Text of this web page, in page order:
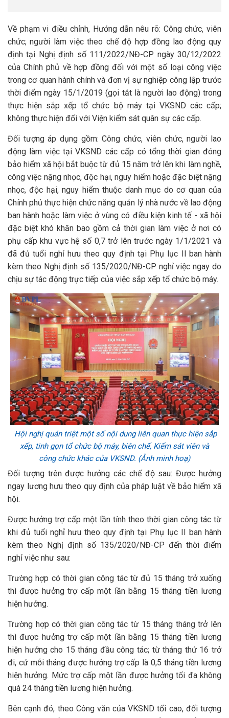
Về phạm vi điều chỉnh, Hướng dẫn nêu rõ: Công chức, viên
chức; người làm việc theo chế độ hợp đồng lao động quy
định tại Nghị định số 111/2022/NĐ-CP ngày 30/12/2022
của Chính phủ về hợp đồng đối với một số loại công việc
trong cơ quan hành chính và đơn vị sự nghiệp công lập trước
thời điểm ngày 15/1/2019 (gọi tắt là người lao động) trong
thực hiện sắp xếp tổ chức bộ máy tại VKSND các cấp;
không thực hiện đối với Viện kiểm sát quân sự các cấp.
Đối tượng áp dụng gồm: Công chức, viên chức, người lao
động làm việc tại VKSND các cấp có tổng thời gian đóng
bảo hiểm xã hội bắt buộc từ đủ 15 năm trở lên khi làm nghề,
công việc nặng nhọc, độc hại, nguy hiểm hoặc đặc biệt nặng
nhọc, độc hại, nguy hiểm thuộc danh mục do cơ quan của
Chính phủ thực hiện chức năng quản lý nhà nước về lao động
ban hành hoặc làm việc ở vùng có điều kiện kinh tế - xã hội
đặc biệt khó khăn bao gồm cả thời gian làm việc ở nơi có
phụ cấp khu vực hệ số 0,7 trở lên trước ngày 1/1/2021 và
đã đủ tuổi nghỉ hưu theo quy định tại Phụ lục Il ban hành
kèm theo Nghị định số 135/2020/NĐ-CP nghỉ việc ngay do
chịu sự tác động trực tiếp của việc sắp xếp tổ chức bộ máy.
Hội nghị quán triệt một số nội dung liên quan thực hiện sắp
xếp, tinh gọn tổ chức bộ máy, biên chế, Kiểm sát viên và
công chức khác của VKSND. (Ảnh minh hoạ)
Đối tượng trên được hưởng các chế độ sau: Được hưởng
ngay lương hưu theo quy định của pháp luật về bảo hiểm xã
hội.
Được hưởng trợ cấp một lần tính theo thời gian công tác từ
khi đủ tuổi nghỉ hưu theo quy định tại Phụ lục II ban hành
kèm theo Nghị định số 135/2020/NĐ-CP đến thời điểm
nghỉ việc như sau:
Trường hợp có thời gian công tác từ đủ 15 tháng trở xuống
thì được hưởng trợ cấp một lần bằng 15 tháng tiền lương
hiện hưởng.
Trường hợp có thời gian công tác từ 15 tháng tháng trở lên
thì được hưởng trợ cấp một lần bằng 15 tháng tiền lương
hiện hưởng cho 15 tháng đầu công tác; từ tháng thứ 16 trở
đi, cứ mỗi tháng được hưởng trợ cấp là 0,5 tháng tiền lương
hiện hưởng. Mức trợ cấp một lần được hưởng tối đa không
quá 24 tháng tiền lương hiện hưởng.
Bên cạnh đó, theo Công văn của VKSND tối cao, đối tượng